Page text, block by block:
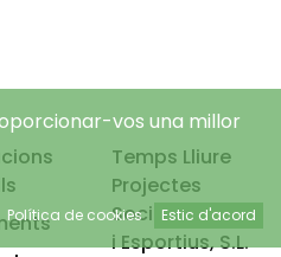
Temps Lliure
Projectes
Socioeducatius
i Esportius, S.L.
vos una millor
Política de cookies Estic d'acord